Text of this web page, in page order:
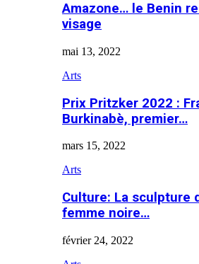
Amazone… le Benin
visage
mai 13, 2022
Arts
Prix Pritzker 2022 :
Burkinabè, premier…
mars 15, 2022
Arts
Culture: La sculpture
femme noire…
février 24, 2022